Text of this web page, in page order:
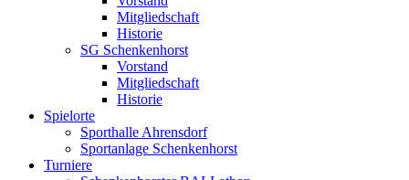
Mitgliedschaft
Historie
SG Schenkenhorst
Vorstand
Mitgliedschaft
Historie
Spielorte
Sporthalle Ahrensdorf
Sportanlage Schenkenhorst
Turniere